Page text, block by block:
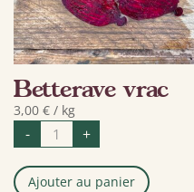
Betterave vrac
3,00 € / kg
- quantité
Betterave
vrac
+
Ajouter au panier